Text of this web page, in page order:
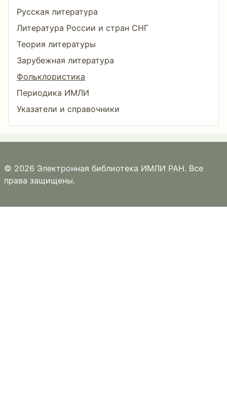
Русская литература
Литература России и стран СНГ
Теория литературы
Зарубежная литература
Фольклористика
Периодика ИМЛИ
Указатели и справочники
© 2026 Электронная библиотека ИМЛИ РАН. Все
права защищены.